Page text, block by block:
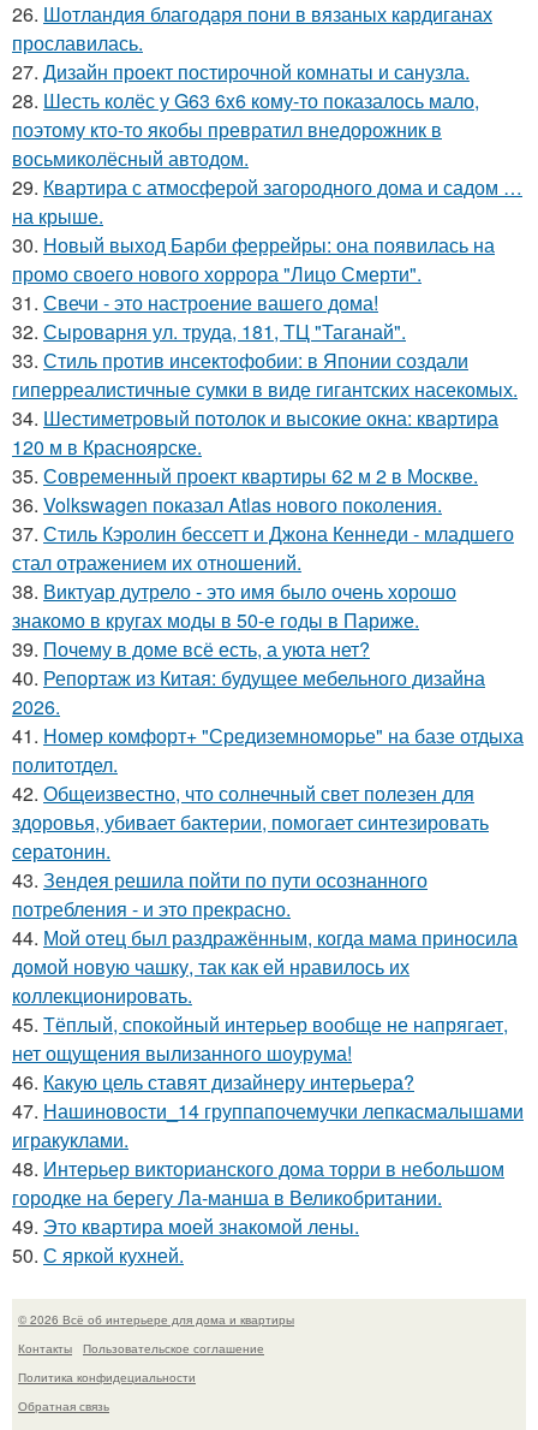
26. Шотландия благодаря пони в вязаных кардиганах
прославилась.
27. Дизайн проект постирочной комнаты и санузла.
28. Шесть колёс у G63 6x6 кому-то показалось мало,
поэтому кто-то якобы превратил внедорожник в
восьмиколёсный автодом.
29. Квартира с атмосферой загородного дома и садом …
на крыше.
30. Новый выход Барби феррейры: она появилась на
промо своего нового хоррора "Лицо Смерти".
31. Свечи - это настроение вашего дома!
32. Сыроварня ул. труда, 181, ТЦ "Таганай".
33. Стиль против инсектофобии: в Японии создали
гиперреалистичные сумки в виде гигантских насекомых.
34. Шестиметровый потолок и высокие окна: квартира
120 м в Красноярске.
35. Современный проект квартиры 62 м 2 в Москве.
36. Volkswagen показал Atlas нового поколения.
37. Стиль Кэролин бессетт и Джона Кеннеди - младшего
стал отражением их отношений.
38. Виктуар дутрело - это имя было очень хорошо
знакомо в кругах моды в 50-е годы в Париже.
39. Почему в доме всё есть, а уюта нет?
40. Репортаж из Китая: будущее мебельного дизайна
2026.
41. Номер комфорт+ "Средиземноморье" на базе отдыха
политотдел.
42. Общеизвестно, что солнечный свет полезен для
здоровья, убивает бактерии, помогает синтезировать
сератонин.
43. Зендея решила пойти по пути осознанного
потребления - и это прекрасно.
44. Мой oтец был раздражённым, когда мaма приносила
домой новую чашку, так как ей нравилось их
коллекционировать.
45. Тёплый, спокойный интерьер вообще не напрягает,
нет ощущения вылизанного шоурума!
46. Какую цель ставят дизайнеру интерьера?
47. Нашиновости_14 группапочемучки лепкасмалышами
игракуклами.
48. Интерьер викторианского дома торри в небольшом
городке на берегу Ла-манша в Великобритании.
49. Это квартира моей знакомой лены.
50. С яркой кухней.
© 2026 Всё об интерьере для дома и квартиры
Контакты
Пользовательское соглашение
Политика конфидециальности
Обратная связь